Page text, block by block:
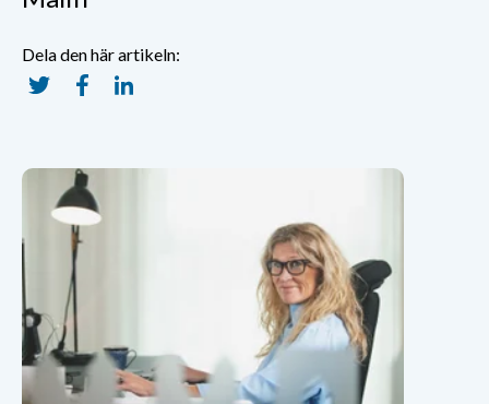
Dela den här artikeln: